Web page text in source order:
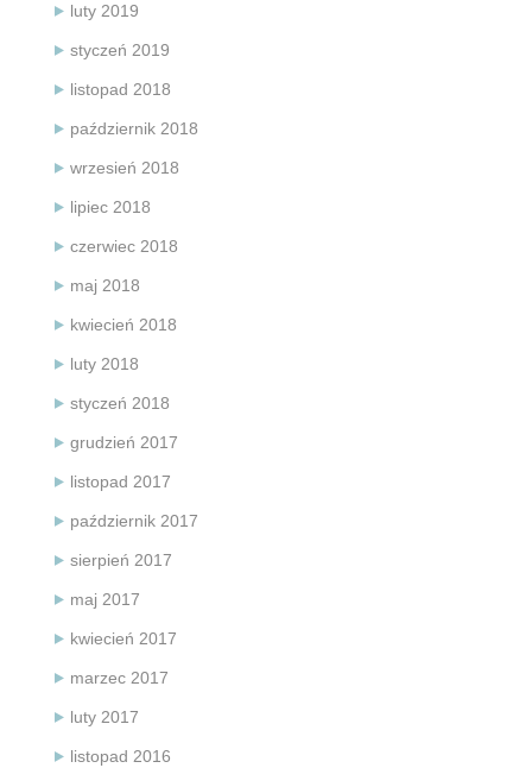
luty 2019
styczeń 2019
listopad 2018
październik 2018
wrzesień 2018
lipiec 2018
czerwiec 2018
maj 2018
kwiecień 2018
luty 2018
styczeń 2018
grudzień 2017
listopad 2017
październik 2017
sierpień 2017
maj 2017
kwiecień 2017
marzec 2017
luty 2017
listopad 2016